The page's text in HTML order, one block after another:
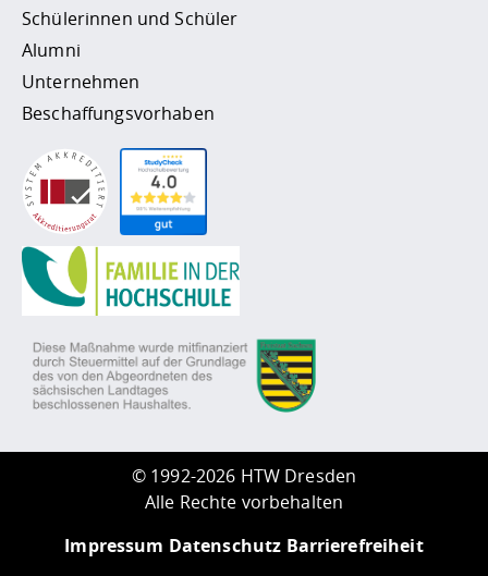
Schülerinnen und Schüler
Alumni
Unternehmen
Beschaffungsvorhaben
© 1992-2026 HTW Dresden
Alle Rechte vorbehalten
Impressum Datenschutz Barrierefreiheit